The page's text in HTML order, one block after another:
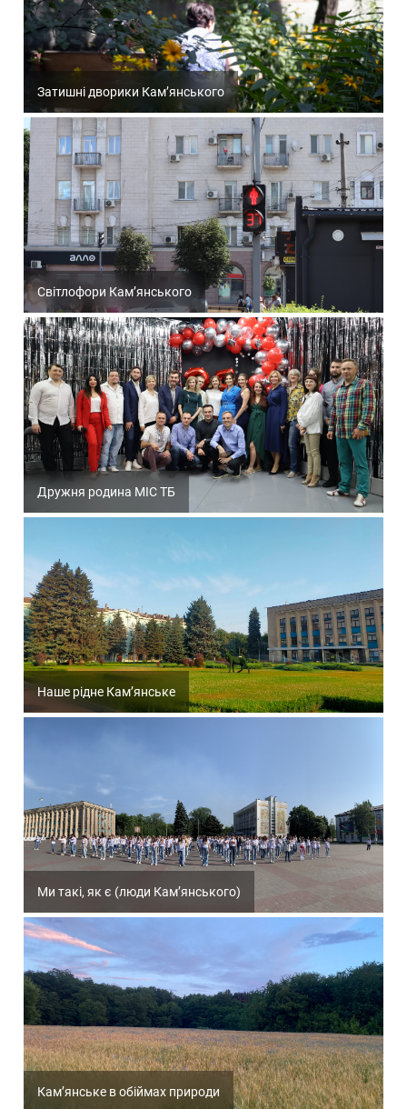
Затишні дворики Кам’янського
Світлофори Кам’янського
Дружня родина МІС ТБ
Наше рідне Кам’янське
Ми такі, як є (люди Кам’янського)
Кам’янське в обіймах природи